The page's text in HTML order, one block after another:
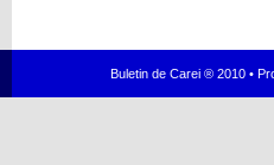
Buletin de Carei ® 2010 •